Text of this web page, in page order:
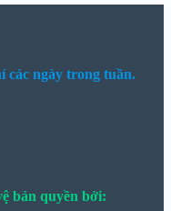
các ngày trong tuần.
bản quyền bởi: